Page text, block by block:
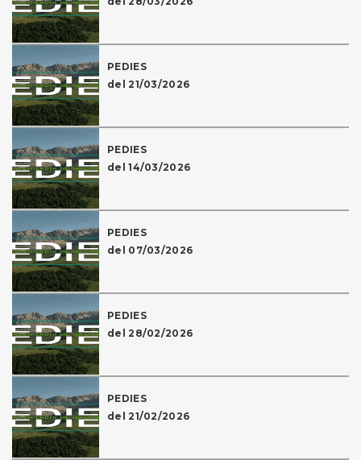
PEDIES
del 21/03/2026
PEDIES
del 14/03/2026
PEDIES
del 07/03/2026
PEDIES
del 28/02/2026
PEDIES
del 21/02/2026